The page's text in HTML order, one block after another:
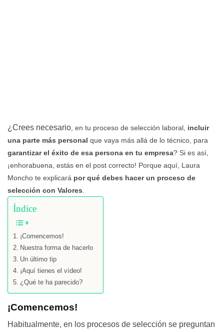
¿Crees necesario , en tu proceso de selección laboral, incluir
una parte más personal que vaya más allá de lo técnico, para
garantizar el éxito de esa persona en tu empresa? Si es así,
¡enhorabuena, estás en el post correcto! Porque aquí, Laura
Moncho te explicará por qué debes hacer un proceso de
selección con Valores
Índice
¡Comencemos!
Nuestra forma de hacerlo
Un último tip
¡Aquí tienes el vídeo!
¿Qué te ha parecido?
¡Comencemos!
Habitualmente, en los procesos de selección se preguntan